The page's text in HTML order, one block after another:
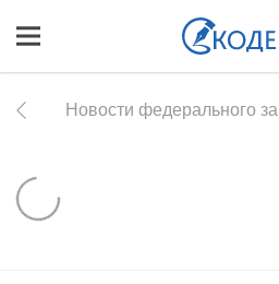
Новости федерального